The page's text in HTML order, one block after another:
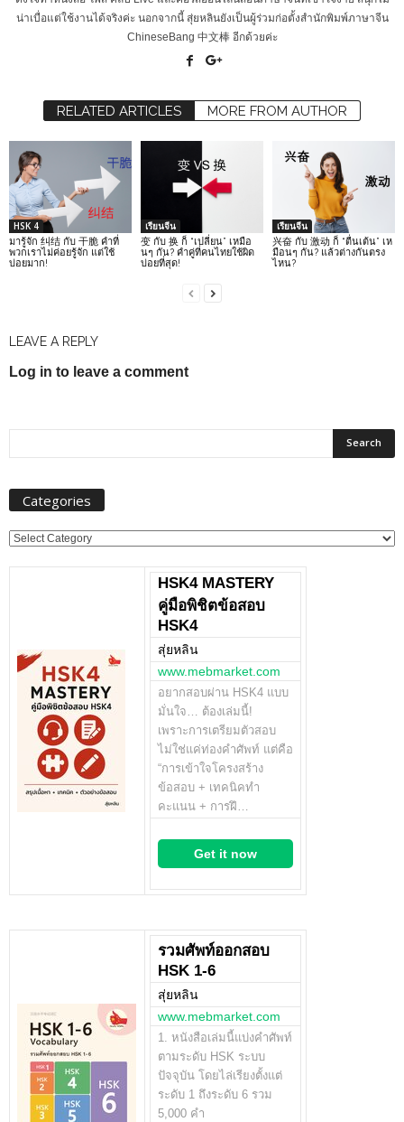
น่าเบื่อแต่ใช้งานได้จริงค่ะ นอกจากนี้ สุ่ยหลินยังเป็นผู้ร่วมก่อตั้งสำนักพิมพ์ภาษาจีน
ChineseBang 中文棒 อีกด้วยค่ะ
RELATED ARTICLES MORE FROM AUTHOR
HSK 4
มารู้จัก 纠结 กับ 干脆 คำที่
พวกเราไม่ค่อยรู้จัก แต่ใช้
บ่อยมาก!
เรียนจีน
变 กับ 换 ก็ “เปลี่ยน” เหมือ
นๆ กัน? คำคู่ที่คนไทยใช้ผิด
บ่อยที่สุด!
เรียนจีน
兴奋 กับ 激动 ก็ “ตื่นเต้น” เห
มือนๆ กัน? แล้วต่างกันตรง
ไหน?
LEAVE A REPLY
Log in to leave a comment
Categories
Categories
HSK4 MASTERY
คู่มือพิชิตข้อสอบ
HSK4
สุ่ยหลิน
www.mebmarket.com
อยากสอบผ่าน HSK4 แบบ
มั่นใจ… ต้องเล่มนี้!
เพราะการเตรียมตัวสอบ
ไม่ใช่แค่ท่องคำศัพท์ แต่คือ
“การเข้าใจโครงสร้าง
ข้อสอบ + เทคนิคทำ
คะแนน + การฝึ…
Get it now
รวมศัพท์ออกสอบ
HSK 1-6
สุ่ยหลิน
www.mebmarket.com
1. หนังสือเล่มนี้แบ่งคำศัพท์
ตามระดับ HSK ระบบ
ปัจจุบัน โดยไล่เรียงตั้งแต่
ระดับ 1 ถึงระดับ 6 รวม
5,000 คำ